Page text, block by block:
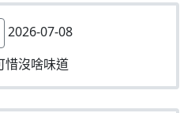
2026-07-08
惜沒啥味道